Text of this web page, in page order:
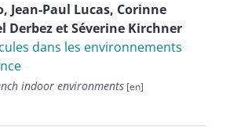
, Jean-Paul Lucas, Corinne
DerbezetSéverine Kirchner
dans les environnements
indoor environments